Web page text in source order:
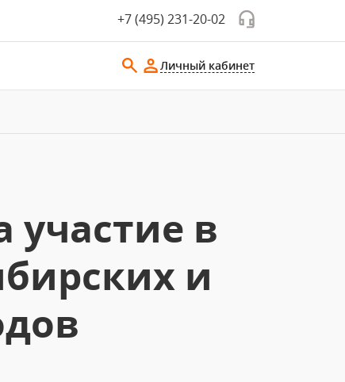
+7 (495) 231-20-02
Личный кабинет
участие в
и